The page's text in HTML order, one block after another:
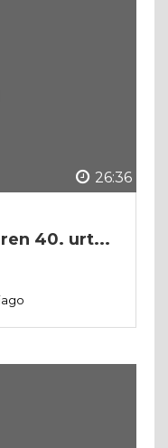
26:36
40. urt...